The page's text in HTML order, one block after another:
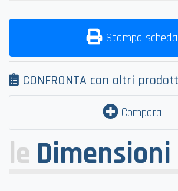
Stampa scheda
CONFRONTA con altri
Compara
le Dimensioni